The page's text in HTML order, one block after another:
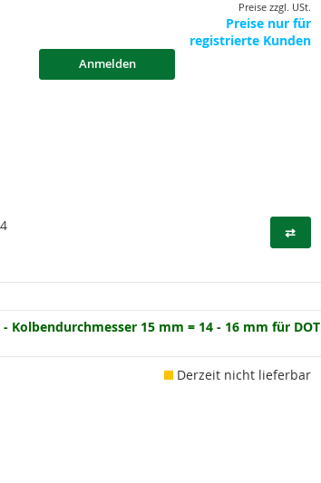
Preise zzgl. USt.
Preise nur für
registrierte Kunden
Anmelden
⇄
Kolbendurchmesser 15 mm = 14 - 16 mm für DOT
Derzeit nicht lieferbar